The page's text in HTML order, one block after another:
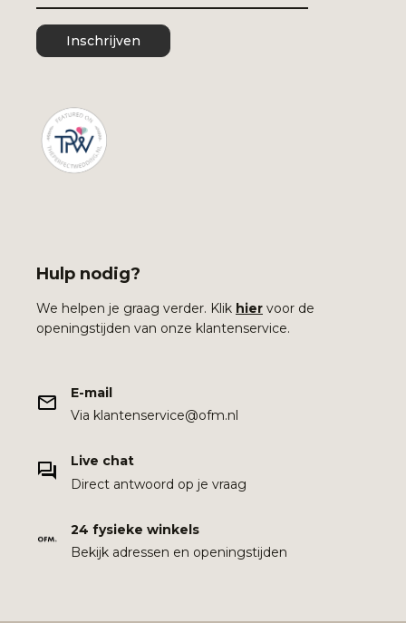
Inschrijven
Hulp nodig?
We helpen je graag verder. Klik hier voor de
openingstijden van onze klantenservice.
E-mail
Via klantenservice@ofm.nl
Live chat
Direct antwoord op je vraag
24 fysieke winkels
Bekijk adressen en openingstijden